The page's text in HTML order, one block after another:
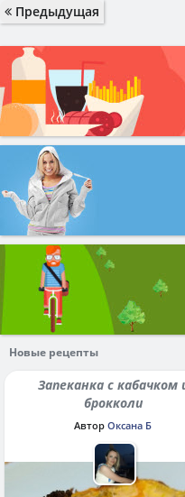
Предыдущая
Новые рецепты
Запеканка с кабачком и
брокколи
Автор Оксана Б